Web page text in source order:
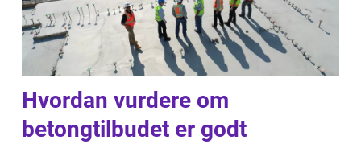
Hvordan vurdere om
betongtilbudet er godt